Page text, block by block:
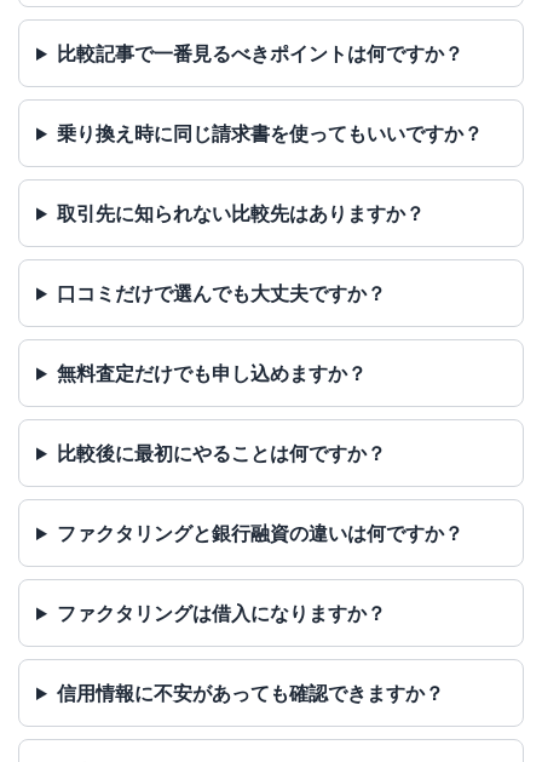
比較記事で一番見るべきポイントは何ですか？
乗り換え時に同じ請求書を使ってもいいですか？
取引先に知られない比較先はありますか？
口コミだけで選んでも大丈夫ですか？
無料査定だけでも申し込めますか？
比較後に最初にやることは何ですか？
ファクタリングと銀行融資の違いは何ですか？
ファクタリングは借入になりますか？
信用情報に不安があっても確認できますか？